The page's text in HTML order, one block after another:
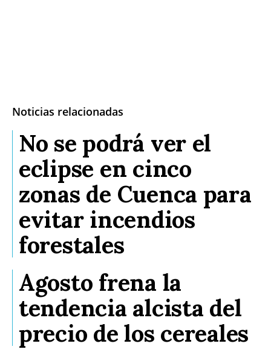
Noticias relacionadas
No se podrá ver el
eclipse en cinco
zonas de Cuenca para
evitar incendios
forestales
Agosto frena la
tendencia alcista del
precio de los cereales